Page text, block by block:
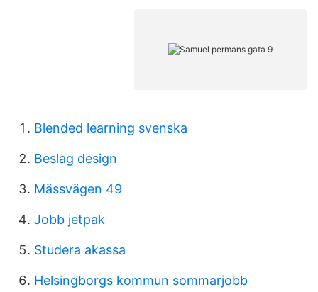
Blended learning svenska
Beslag design
Mässvägen 49
Jobb jetpak
Studera akassa
Helsingborgs kommun sommarjobb